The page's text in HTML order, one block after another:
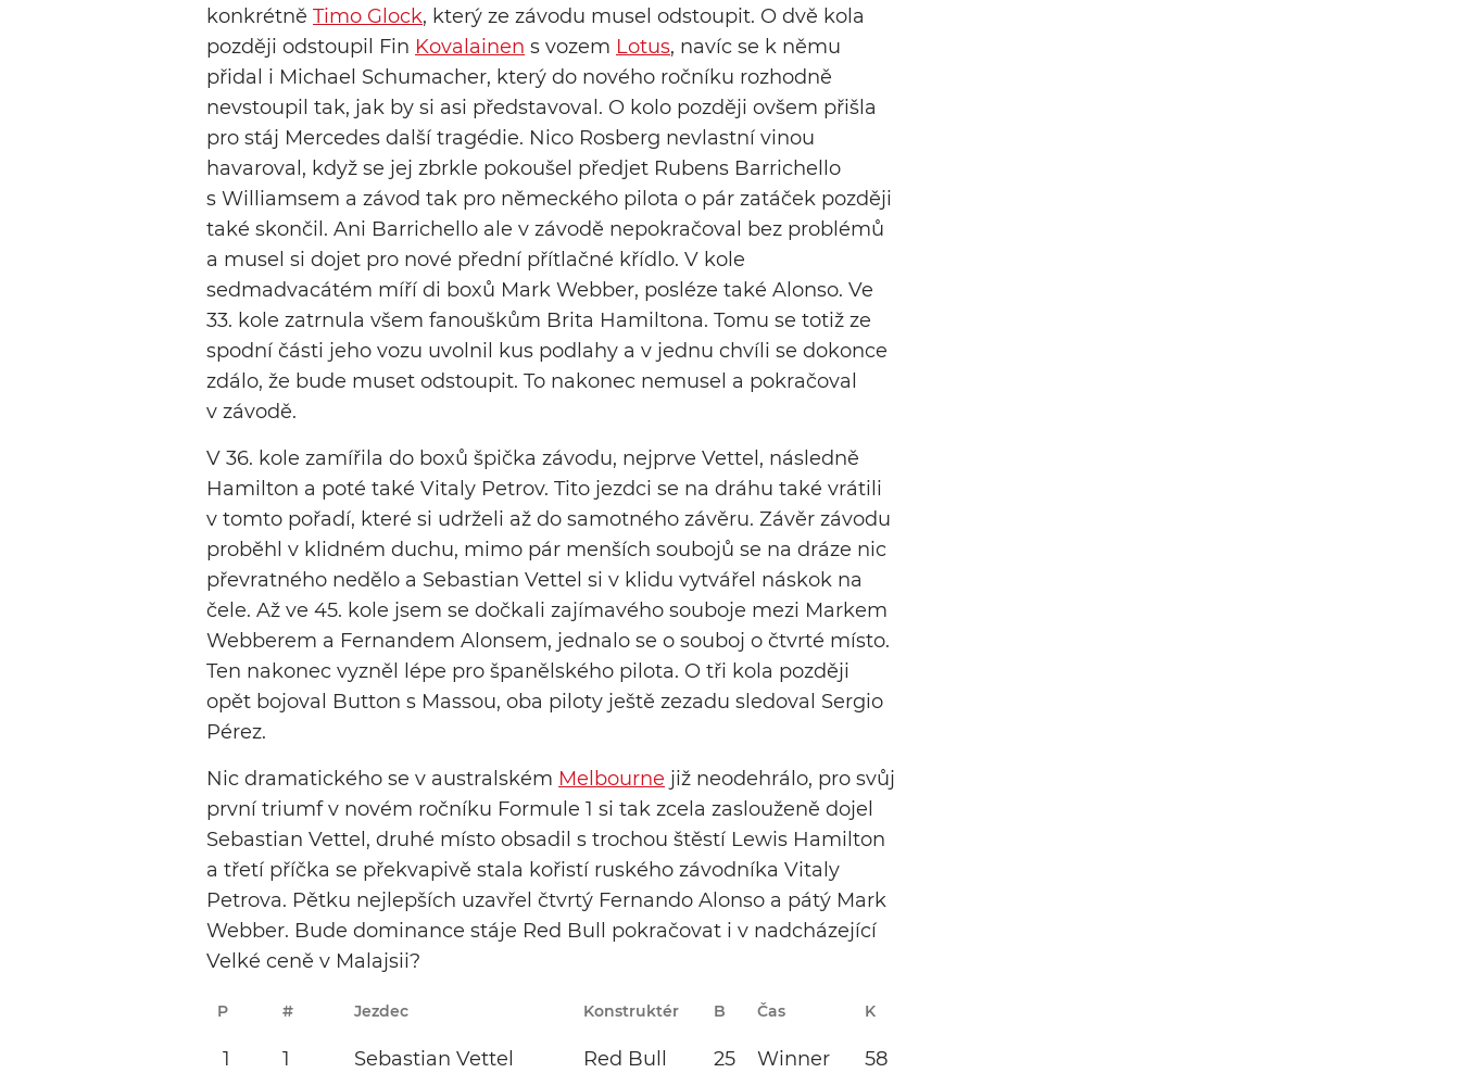
konkrétně Timo Glock, který ze závodu musel odstoupit. O dvě kola
později odstoupil Fin Kovalainen s vozem Lotus, navíc se k němu
přidal i Michael Schumacher, který do nového ročníku rozhodně
nevstoupil tak, jak by si asi představoval. O kolo později ovšem přišla
pro stáj Mercedes další tragédie. Nico Rosberg nevlastní vinou
havaroval, když se jej zbrkle pokoušel předjet Rubens Barrichello
s Williamsem a závod tak pro německého pilota o pár zatáček později
také skončil. Ani Barrichello ale v závodě nepokračoval bez problémů
a musel si dojet pro nové přední přítlačné křídlo. V kole
sedmadvacátém míří di boxů Mark Webber, posléze také Alonso. Ve
33. kole zatrnula všem fanouškům Brita Hamiltona. Tomu se totiž ze
spodní části jeho vozu uvolnil kus podlahy a v jednu chvíli se dokonce
zdálo, že bude muset odstoupit. To nakonec nemusel a pokračoval
v závodě.
V 36. kole zamířila do boxů špička závodu, nejprve Vettel, následně
Hamilton a poté také Vitaly Petrov. Tito jezdci se na dráhu také vrátili
v tomto pořadí, které si udrželi až do samotného závěru. Závěr závodu
proběhl v klidném duchu, mimo pár menších soubojů se na dráze nic
převratného nedělo a Sebastian Vettel si v klidu vytvářel náskok na
čele. Až ve 45. kole jsem se dočkali zajímavého souboje mezi Markem
Webberem a Fernandem Alonsem, jednalo se o souboj o čtvrté místo.
Ten nakonec vyzněl lépe pro španělského pilota. O tři kola později
opět bojoval Button s Massou, oba piloty ještě zezadu sledoval Sergio
Pérez.
Nic dramatického se v australském Melbourne již neodehrálo, pro svůj
první triumf v novém ročníku Formule 1 si tak zcela zaslouženě dojel
Sebastian Vettel, druhé místo obsadil s trochou štěstí Lewis Hamilton
a třetí příčka se překvapivě stala kořistí ruského závodníka Vitaly
Petrova. Pětku nejlepších uzavřel čtvrtý Fernando Alonso a pátý Mark
Webber. Bude dominance stáje Red Bull pokračovat i v nadcházející
Velké ceně v Malajsii?
P # Jezdec Konstruktér B Čas K
1 1 Sebastian Vettel Red Bull 25 Winner 58